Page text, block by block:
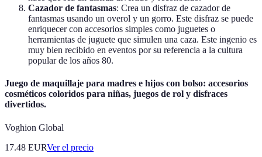
Cazador de fantasmas: Crea un disfraz de cazador de
fantasmas usando un overol y un gorro. Este disfraz se puede
enriquecer con accesorios simples como juguetes o
herramientas de juguete que simulen una caza. Este ingenio es
muy bien recibido en eventos por su referencia a la cultura
popular de los años 80.
Juego de maquillaje para madres e hijos con bolso: accesorios
cosméticos coloridos para niñas, juegos de rol y disfraces
divertidos.
Voghion Global
17.48 EURVer el precio